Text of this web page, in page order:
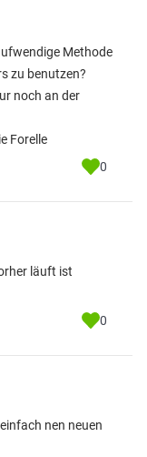
Methode
zu benutzen?
noch an der
Forelle
0
läuft ist
0
nen neuen